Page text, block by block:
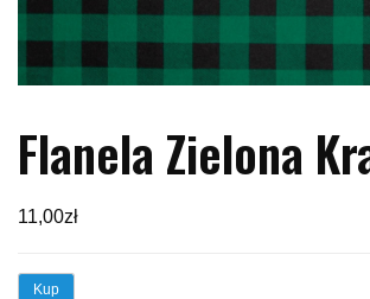
Flanela Zielona
11,00zł
Kup